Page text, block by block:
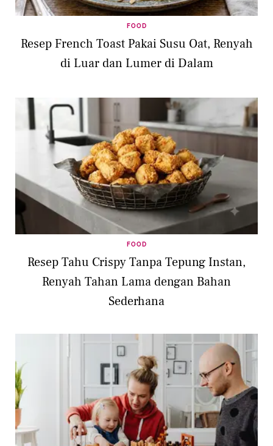
FOOD
Resep French Toast Pakai Susu Oat, Renyah
di Luar dan Lumer di Dalam
FOOD
Resep Tahu Crispy Tanpa Tepung Instan,
Renyah Tahan Lama dengan Bahan
Sederhana